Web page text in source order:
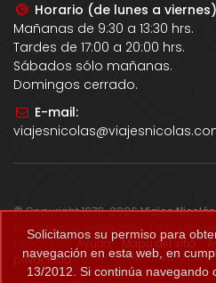
Horario (de lunes a
Mañanas de 9:30 a 13:30 hrs.
Tardes de 17:00 a 20:00 hrs.
Sábados sólo mañanas.
Domingos cerrado.
E-mail:
© Copyright 1979-2026Viajes Nicolás
los derechos reservados. Todos los
tipográfico.Ayuda -Mapa del sitio-
privacidad.
Solicitamos su permiso para
navegación en esta web, en
13/2012. Si continúa navegando